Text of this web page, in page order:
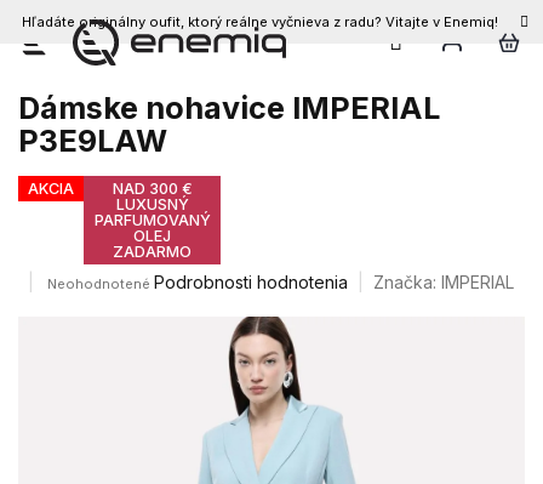
Prejsť
obsah
Hľadáte originálny oufit, ktorý reálne vyčnieva z radu? Vitajte v Enemiq!
Dámske nohavice IMPERIAL
P3E9LAW
AKCIA
NAD 300 €
LUXUSNÝ
PARFUMOVANÝ
OLEJ
ZADARMO
Priemerné
Neohodnotené Podrobnosti hodnotenia Značka: IMPERIAL